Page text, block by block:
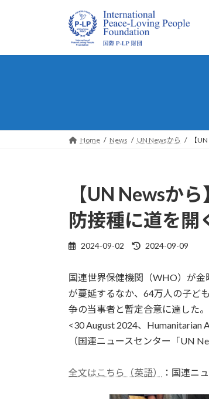
プ
動
Home News UN Newsから 【
【UN Newsか
防接種に道を開
2024-09-02
最
新
日
:
2024-09-09
国連世界保健機関（WHO）が
が蔓延するなか、64万人の子ど
争の当事者と暫定合意に達した。
<30 August 2024、Humanitarian
（国連ニュースセンター「UN
全文はこちら（英語） ：国連ニ